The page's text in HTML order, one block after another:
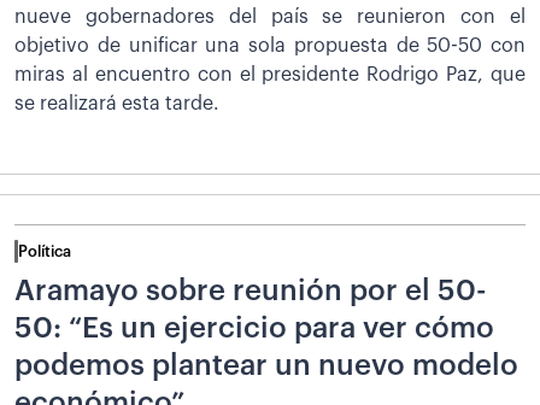
nueve gobernadores del país se reunieron con el
objetivo de unificar una sola propuesta de 50-50 con
miras al encuentro con el presidente Rodrigo Paz, que
se realizará esta tarde.
Política
Aramayo sobre reunión por el 50-
50: “Es un ejercicio para ver cómo
podemos plantear un nuevo modelo